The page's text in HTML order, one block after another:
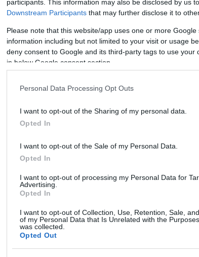
participants. This information may also be disclosed by us
Downstream Participants that may further disclose it to
Please note that this website/app uses one or more
information including but not limited to your visit or usage
deny consent to Google and its third-party tags to use your
in below Google consent section.
Personal Data Processing Opt Outs
I want to opt-out of the Sharing of my personal data.
Opted In
I want to opt-out of the Sale of my Personal Data.
Opted In
I want to opt-out of processing my Personal Data for
Advertising.
Opted In
I want to opt-out of Collection, Use, Retention, Sale,
of my Personal Data that Is Unrelated with the
was collected.
Opted Out
FORMA-1
miközben a Red Bullnál
elmaradtak a győzelmek
Esteban Ocon